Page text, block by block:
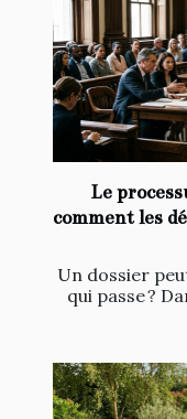
Le
comment les
Un dossier
qui passe ?